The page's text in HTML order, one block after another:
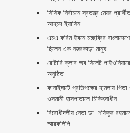
সিসিক নির্বাচনে স্বতন্ত্র মেয়র
আহমদ ইয়াসিন
এমএ করিম ইবনে মচ্ছব্বির
ছিলেন এক নজরকাড়া মানুষ ‎
রোটারি ক্লাব অব সিলেট
অনুষ্ঠিত
কানাইঘাটে প্রতিপক্ষের হামলায়
ওসমানী হাসপাতালে চিকিৎসাধীন
বিরোধীদলীয় নেতা ডা. শফিকুর
স্মারকলিপি ‎